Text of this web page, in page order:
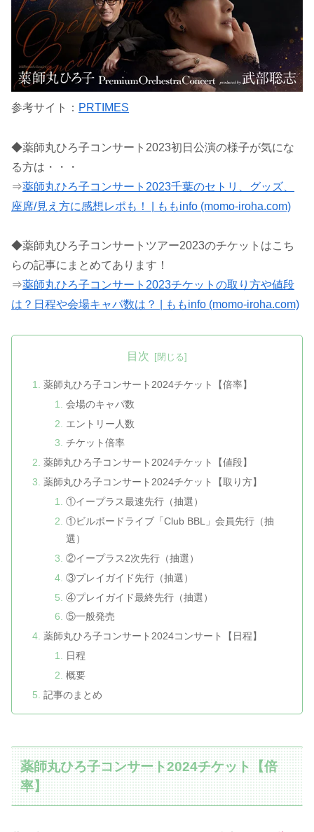
参考サイト： PRTIMES
◆薬師丸ひろ子コンサート2023初日公演の様子が気にな
る方は・・・
⇒薬師丸ひろ子コンサート2023千葉のセトリ、グッズ、
座席/見え方に感想レポも！ | ももinfo (momo-iroha.com)
◆薬師丸ひろ子コンサートツアー2023のチケットはこち
らの記事にまとめてあります！
⇒薬師丸ひろ子コンサート2023チケットの取り方や値段
は？日程や会場キャパ数は？ | ももinfo (momo-iroha.com)
目次
薬師丸ひろ子コンサート2024チケット【倍率】
会場のキャパ数
エントリー人数
チケット倍率
薬師丸ひろ子コンサート2024チケット【値段】
薬師丸ひろ子コンサート2024チケット【取り方】
①イープラス最速先行（抽選）
①ビルボードライブ「Club BBL」会員先行（抽
選）
②イープラス2次先行（抽選）
③プレイガイド先行（抽選）
④プレイガイド最終先行（抽選）
⑤一般発売
薬師丸ひろ子コンサート2024コンサート【日程】
日程
概要
記事のまとめ
薬師丸ひろ子コンサート2024チケット【倍
率】